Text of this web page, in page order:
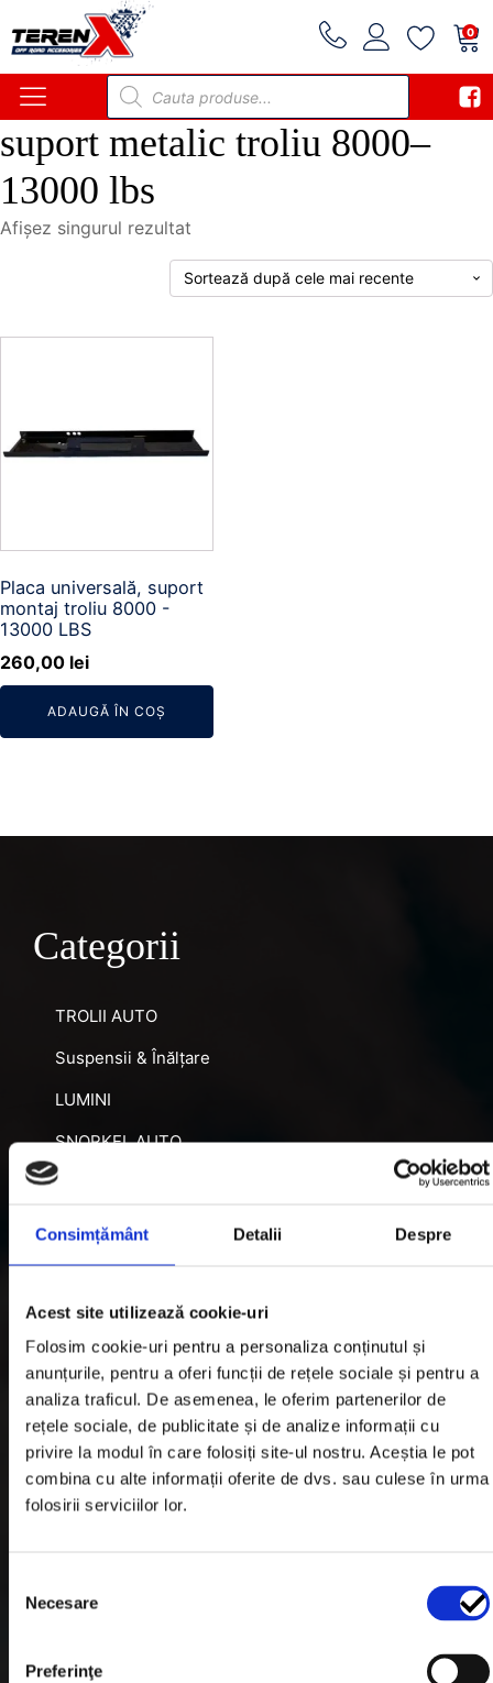
Consimțământ Detalii Despre
Acest site utilizează cookie-uri
Folosim cookie-uri pentru a personaliza conținutul și
anunțurile, pentru a oferi funcții de rețele sociale și pentru a
analiza traficul. De asemenea, le oferim partenerilor de
rețele sociale, de publicitate și de analize informații cu
privire la modul în care folosiți site-ul nostru. Aceștia le pot
combina cu alte informații oferite de dvs. sau culese în urma
folosirii serviciilor lor.
consimțământului
Necesare
Preferinţe
0
Products
search
suport metalic troliu 8000–
13000 lbs
Afișez singurul rezultat
Placa universală, suport
montaj troliu 8000 -
13000 LBS
260,00 lei
ADAUGĂ ÎN COȘ
Categorii
TROLII AUTO
Suspensii & Înălțare
LUMINI
SNORKEL AUTO
ACCESORII RECUPERARE
DIFERENȚIALE BLOCABILE
DISTANTIERE
Jante Oțel
Informatii utile
Informatii Livrare
Garantie si Retur
Politica de Cookies